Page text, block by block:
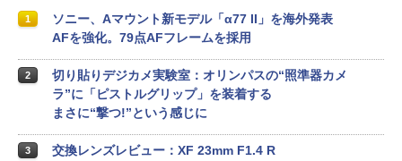
1
ソニー、Aマウント新モデル「α77 II」を海外発表
AFを強化。79点AFフレームを採用
2
切り貼りデジカメ実験室：オリンパスの“照準器カメ
ラ”に「ピストルグリップ」を装着する
まさに“撃つ!”という感じに
3 交換レンズレビュー：XF 23mm F1.4 R